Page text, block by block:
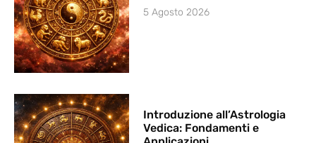
5 Agosto 2026
Introduzione all’Astrologia
Vedica: Fondamenti e